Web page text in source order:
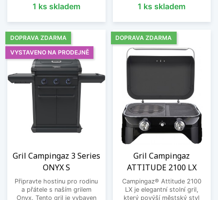
1 ks skladem 1 ks skladem
Gril Campingaz 3 Series
ONYX S
Připravte hostinu pro rodinu
a přátele s naším grilem
Onyx. Tento gril je vybaven
DOPRAVA ZDARMA
VYSTAVENO NA PRODEJNĚ
Gril Campingaz
ATTITUDE 2100 LX
Campingaz® Attitude 2100
LX je elegantní stolní gril,
který povýší městský styl
DOPRAVA ZDARMA